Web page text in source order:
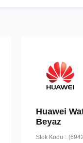
Huawei
Beyaz
Stok Kodu